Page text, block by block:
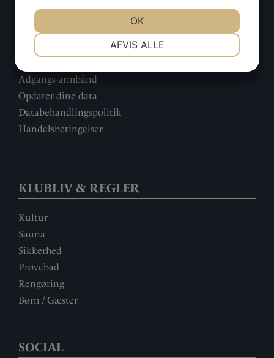
MEDLEMSKAB
Adgangs-armbånd
Opdater dine data
Databehandlingspolitik
Handelsbetingelser
KLUBLIV & REGLER
Kultur
Sauna
Sikkerhed
Prøvebad
Rengøring
Børn / Gæster
SOCIAL
MARKETING
AFVIS ALLE
OK